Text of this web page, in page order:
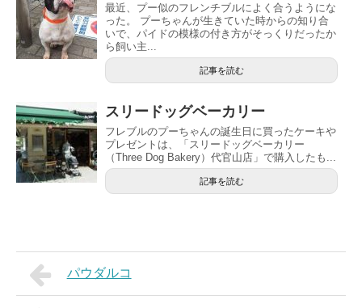
最近、プー似のフレンチブルによく合うようにな
った。 プーちゃんが生きていた時からの知り合
いで、パイドの模様の付き方がそっくりだったか
ら飼い主...
記事を読む
スリードッグベーカリー
フレブルのプーちゃんの誕生日に買ったケーキや
プレゼントは、「スリードッグベーカリー
（Three Dog Bakery）代官山店」で購入したも...
記事を読む
パウダルコ